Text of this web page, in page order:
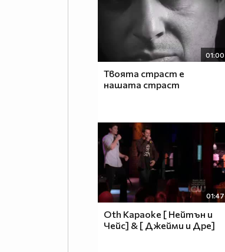
01:00
Твоята страст е
нашата страст
01:47
Oth Караоке [ Нейтън и
Чейс] & [ Джейми и Дре]